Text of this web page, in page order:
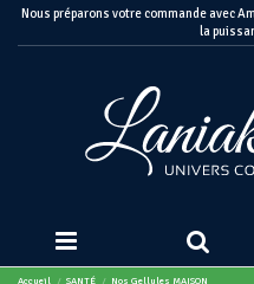
Nous préparons votre commande avec
la
Accueil SANTÉ Nos Gellules MAISON